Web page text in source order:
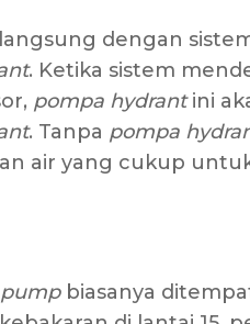
dengan
. Ketika sistem
pompa hydrantini
. Tanpa pompa
air yang cukup
biasanya